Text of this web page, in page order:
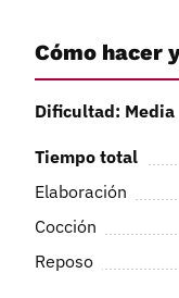
Cómo hacer
Dificultad: Media
Tiempo total
Elaboración
Cocción
Reposo